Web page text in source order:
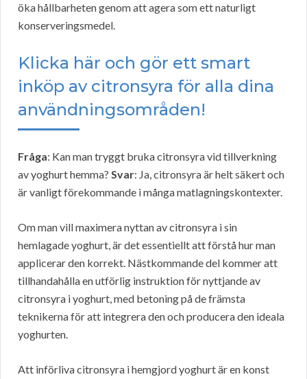
öka hållbarheten genom att agera som ett naturligt
konserveringsmedel.
Klicka här och gör ett smart
inköp av citronsyra för alla dina
användningsområden!
Fråga: Kan man tryggt bruka citronsyra vid tillverkning
av yoghurt hemma? Svar: Ja, citronsyra är helt säkert och
är vanligt förekommande i många matlagningskontexter.
Om man vill maximera nyttan av citronsyra i sin
hemlagade yoghurt, är det essentiellt att förstå hur man
applicerar den korrekt. Nästkommande del kommer att
tillhandahålla en utförlig instruktion för nyttjande av
citronsyra i yoghurt, med betoning på de främsta
teknikerna för att integrera den och producera den ideala
yoghurten.
Att införliva citronsyra i hemgjord yoghurt är en konst